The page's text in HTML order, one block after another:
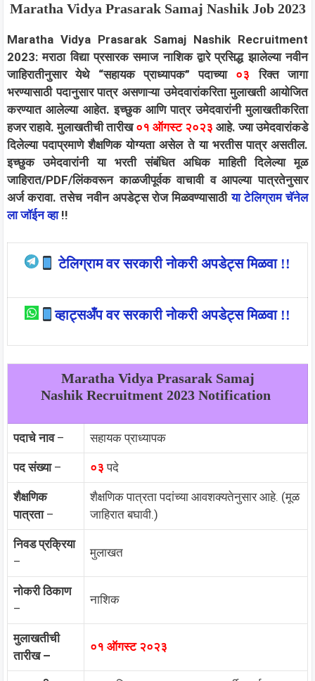
Maratha Vidya Prasarak Samaj NashikJob 2023
Maratha Vidya Prasarak Samaj Nashik Recruitment
2023: मराठा विद्या प्रसारक समाज नाशिक द्वारे प्रसिद्ध झालेल्या नवीन
जाहिरातीनुसार येथे “सहायक प्राध्यापक” पदाच्या ०३रिक्त जागा
भरण्यासाठी पदानुसार पात्र असणाऱ्या उमेदवारांकरिता मुलाखती आयोजित
करण्यात आलेल्या आहेत. इच्छुक आणि पात्र उमेदवारांनी मुलाखतीकरिता
हजर राहावे. मुलाखतीची तारीख०१ ऑगस्ट २०२३ आहे. ज्या उमेदवारांकडे
दिलेल्या पदाप्रमाणे शैक्षणिक योग्यता असेल ते या भरतीस पात्र असतील.
इच्छुक उमेदवारांनी या भरती संबंधित अधिक माहिती दिलेल्या मूळ
जाहिरात/PDF/लिंकवरून काळजीपूर्वक वाचावी व आपल्या पात्रतेनुसार
अर्ज करावा.तसेच नवीन अपडेट्स रोज मिळवण्यासाठीया टेलिग्राम चॅनेल
ला जॉईन व्हा!!
टेलिग्राम वर सरकारी नोकरी अपडेट्स मिळवा !!
व्हाट्सअँप वर सरकारी नोकरी अपडेट्स मिळवा !!
Maratha Vidya Prasarak Samaj
Nashik Recruitment 2023 Notification
पदाचे नाव– सहायक प्राध्यापक
पद संख्या– ०३ पदे
शैक्षणिक
पात्रता–
शैक्षणिक पात्रता पदांच्या आवशक्यतेनुसार आहे. (मूळ
जाहिरात बघावी.)
निवड प्रक्रिया
–
मुलाखत
नोकरी ठिकाण
–
नाशिक
मुलाखतीची
तारीख –
०१ ऑगस्ट २०२३